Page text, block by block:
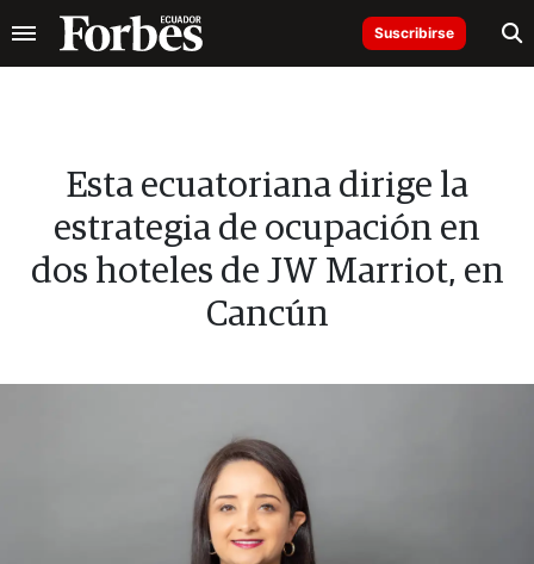
Suscribirse
Esta ecuatoriana dirige la
estrategia de ocupación en
dos hoteles de JW Marriot, en
Cancún